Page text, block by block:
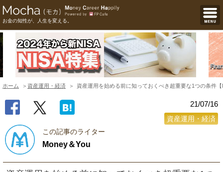
お金の知性が、人生を変える。
ホーム 資産運用・経済 資産運用を始める前に知っておくべき超重要な1つの条件
21/07/16
資産運用・経済
この記事のライター
Money＆You